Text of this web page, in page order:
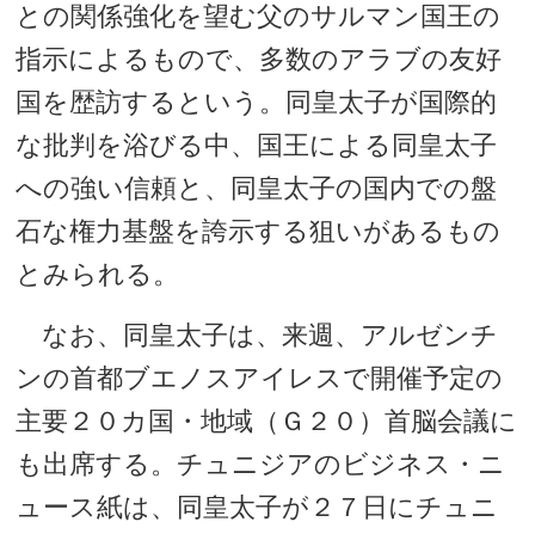
との関係強化を望む父のサルマン国王の
指示によるもので、多数のアラブの友好
国を歴訪するという。同皇太子が国際的
な批判を浴びる中、国王による同皇太子
への強い信頼と、同皇太子の国内での盤
石な権力基盤を誇示する狙いがあるもの
とみられる。
なお、同皇太子は、来週、アルゼンチ
ンの首都ブエノスアイレスで開催予定の
主要２０カ国・地域（Ｇ２０）首脳会議に
も出席する。チュニジアのビジネス・ニ
ュース紙は、同皇太子が２７日にチュニ